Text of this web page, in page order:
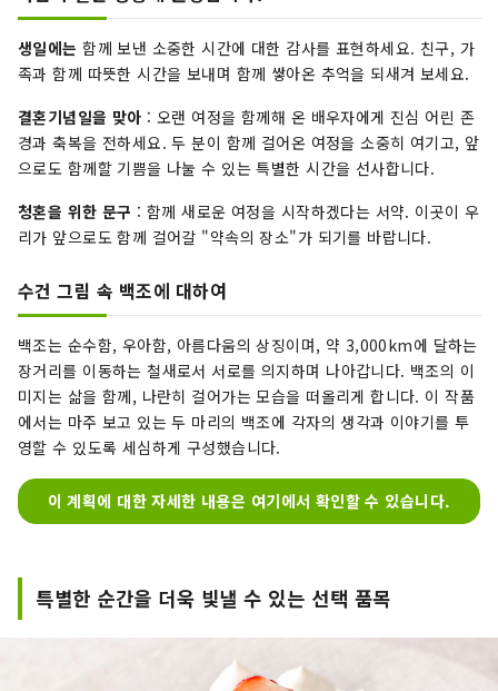
생일에는 함께 보낸 소중한 시간에 대한 감사를 표현하세요. 친구, 가
족과 함께 따뜻한 시간을 보내며 함께 쌓아온 추억을 되새겨 보세요.
결혼기념일을 맞아 : 오랜 여정을 함께해 온 배우자에게 진심 어린 존
경과 축복을 전하세요. 두 분이 함께 걸어온 여정을 소중히 여기고, 앞
으로도 함께할 기쁨을 나눌 수 있는 특별한 시간을 선사합니다.
청혼을 위한 문구 : 함께 새로운 여정을 시작하겠다는 서약. 이곳이 우
리가 앞으로도 함께 걸어갈 "약속의 장소"가 되기를 바랍니다.
수건 그림 속 백조에 대하여
백조는 순수함, 우아함, 아름다움의 상징이며, 약 3,000km에 달하는
장거리를 이동하는 철새로서 서로를 의지하며 나아갑니다. 백조의 이
미지는 삶을 함께, 나란히 걸어가는 모습을 떠올리게 합니다. 이 작품
에서는 마주 보고 있는 두 마리의 백조에 각자의 생각과 이야기를 투
영할 수 있도록 세심하게 구성했습니다.
이 계획에 대한 자세한 내용은 여기에서 확인할 수 있습니다.
특별한 순간을 더욱 빛낼 수 있는 선택 품목